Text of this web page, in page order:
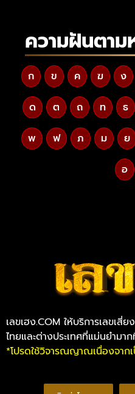
ความฝันตา
ก ข ค ฆ ง
ด ต ถ ท ธ
พ ฟ ภ ม ย
อ
เลขเฮง.COM ให้บริการเลขเ
ไทยและต่างประเทศที่แม่นยำมา
*โปรดใช้วิจารณญาณเนื่องจาก